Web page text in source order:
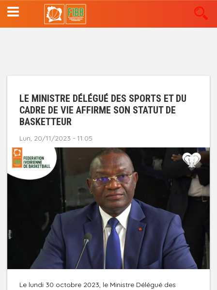
Aller
au
contenu
LE MINISTRE DÉLÉGUÉ DES SPORTS ET DU
CADRE DE VIE AFFIRME SON STATUT DE
BASKETTEUR
Lun, 20/11/2023 - 11:05
Le lundi 30 octobre 2023, le Ministre Délégué des